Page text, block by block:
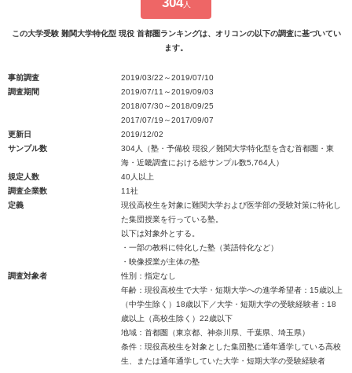
人
この大学受験 難関大学特化型 現役 首都圏ランキングは、オリコンの以下の調査に基づいてい
ます。
事前調査
2019/03/22～2019/07/10
調査期間
2019/07/11～2019/09/03
2018/07/30～2018/09/25
2017/07/19～2017/09/07
更新日
2019/12/02
サンプル数
304人（塾・予備校 現役／難関大学特化型を含む首都圏・東
海・近畿調査における総サンプル数5,764人）
規定人数
40人以上
調査企業数
11社
定義
現役高校生を対象に難関大学および医学部の受験対策に特化し
た集団授業を行っている塾。
以下は対象外とする。
・一部の教科に特化した塾（英語特化など）
・映像授業が主体の塾
調査対象者
性別：指定なし
年齢：現役高校生で大学・短期大学への進学希望者：15歳以上
（中学生除く）18歳以下／大学・短期大学の受験経験者：18
歳以上（高校生除く）22歳以下
地域：首都圏（東京都、神奈川県、千葉県、埼玉県）
条件：現役高校生を対象とした集団塾に通年通学している高校
生、または通年通学していた大学・短期大学の受験経験者